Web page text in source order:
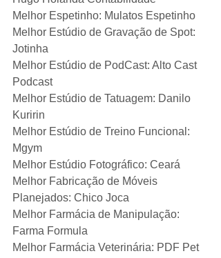
Melhor Espetinho: Mulatos Espetinho
Melhor Estúdio de Gravação de Spot:
Jotinha
Melhor Estúdio de PodCast: Alto Cast
Podcast
Melhor Estúdio de Tatuagem: Danilo
Kuririn
Melhor Estúdio de Treino Funcional:
Mgym
Melhor Estúdio Fotográfico: Ceará
Melhor Fabricação de Móveis
Planejados: Chico Joca
Melhor Farmácia de Manipulação:
Farma Formula
Melhor Farmácia Veterinária: PDF Pet